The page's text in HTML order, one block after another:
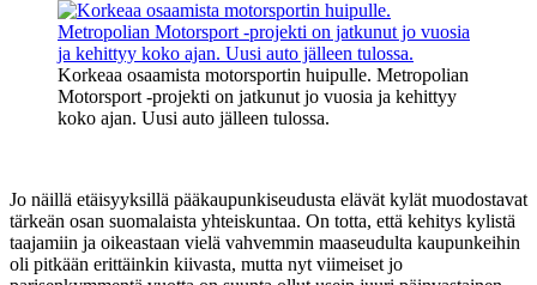
Korkeaa osaamista motorsportin huipulle. Metropolian
Motorsport -projekti on jatkunut jo vuosia ja kehittyy
koko ajan. Uusi auto jälleen tulossa.
Jo näillä etäisyyksillä pääkaupunkiseudusta elävät kylät muodostavat
tärkeän osan suomalaista yhteiskuntaa. On totta, että kehitys kylistä
taajamiin ja oikeastaan vielä vahvemmin maaseudulta kaupunkeihin
oli pitkään erittäinkin kiivasta, mutta nyt viimeiset jo